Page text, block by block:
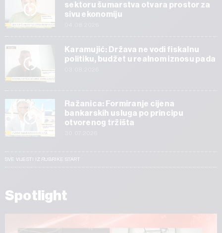
sektoru šumarstva otvara prostor za
sivu ekonomiju
Karamujić: Država ne vodi fiskalnu
politiku, budžet u realnom iznosu pada
Ražanica: Formiranje cijena
bankarskih usluga po principu
otvorenog tržišta
SVE VIJESTI IZ RUBRIKE START
Spotlight